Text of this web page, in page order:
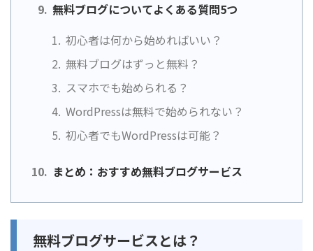
無料ブログについてよくある質問5つ
初心者は何から始めればいい？
無料ブログはずっと無料？
スマホでも始められる？
WordPressは無料で始められない？
初心者でもWordPressは可能？
まとめ：おすすめ無料ブログサービス
無料ブログサービスとは？